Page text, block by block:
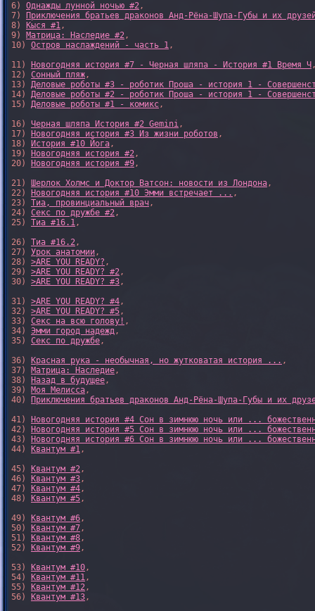
6) Однажды лунной ночью #2,
7)
Приключения братьев драконов Анд-Рёна-Шупа-Губы и их
8)
Кыся #1,
9) Матрица: Наследие #2,
10) Остров наслаждений - часть 1,
11)
Новогодняя история #7 - Черная шляпа - История #1 Время Ч
12) Сонный пляж,
13) Деловые роботы #3 - роботик Проша - история 1 -
14) Деловые роботы #2 - роботик Проша - история 1 -
15) Деловые роботы #1 - комикс,
16) Черная шляпа История #2 Gemini,
17)
Новогодняя история #3 Из жизни роботов ,
18)
История #10 Йога,
19)
Новогодняя история #2,
20)
Новогодняя история #9,
21) Шерлок Холмс и Доктор Ватсон: новости из Лондона,
22)
Новогодняя история #10 Эмми встречает ... ,
23) Тиа, провинциальный врач,
24) Секс по дружбе #2,
25) Тиа #16.1,
26) Тиа #16.2,
27) Урок анатомии,
28) >ARE YOU READY? ,
29) >ARE YOU READY? #2,
30) >ARE YOU READY? #3,
31) >ARE YOU READY? #4,
32) >ARE YOU READY? #5,
33) Секс на всю голову! ,
34) Эмми город надежд,
35) Секс по дружбе,
36)
Красная рука - необычная, но жутковатая история ... ,
37) Матрица: Наследие,
38)
Назад в будущее,
39) Моя Мелисса,
40)
Приключения братьев драконов Анд-Рёна-Шупа-Губы и их
41)
Новогодняя история #4 Сон в зимнюю ночь или ...
42)
Новогодняя история #5 Сон в зимнюю ночь или ...
43)
Новогодняя история #6 Сон в зимнюю ночь или ...
44)
Квантум #1,
45)
Квантум #2,
46)
Квантум #3,
47)
Квантум #4,
48)
Квантум #5,
49)
Квантум #6,
50)
Квантум #7,
51)
Квантум #8,
52)
Квантум #9,
53)
Квантум #10,
54)
Квантум #11,
55)
Квантум #12,
56)
Квантум #13,